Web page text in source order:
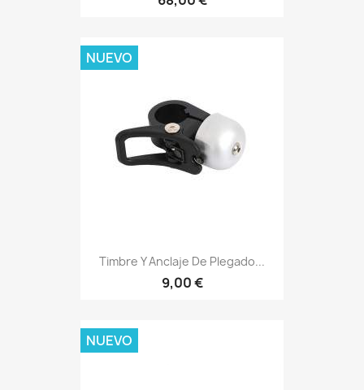
Timbre Y Anclaje De Plegado...
9,00 €
NUEVO
NUEVO